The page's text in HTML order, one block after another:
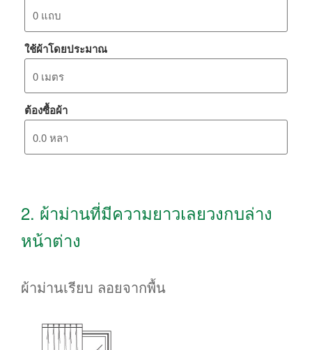
ใช้ผ้าโดยประมาณ
ต้องซื้อผ้า
2. ผ้าม่านที่มีความยาวเลยวงกบล่าง
หน้าต่าง
ผ้าม่านเรียบ ลอยจากพื้น